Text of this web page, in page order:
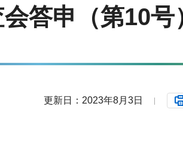
答申（第10号
更新日：2023年8月3日